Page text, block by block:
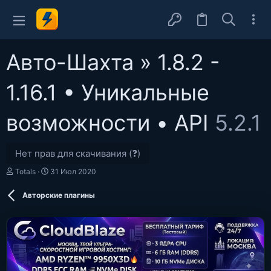
Авто-Шахта » 1.8.2 -
1.16.1 • Уникальные
возможности • API 5.2.1
Нет прав для скачивания (❓)
А
Totals
Д
а
о
з
д
а
н
и
31 Июл 2020
Авторские плагины